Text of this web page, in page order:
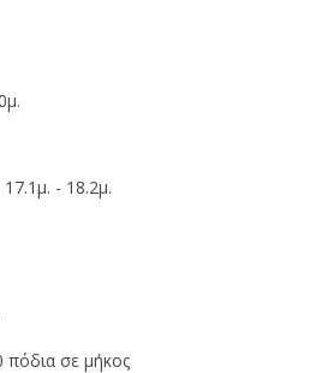
17.1μ. - 18.2μ.
σε μήκος